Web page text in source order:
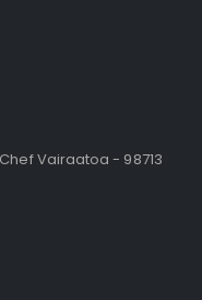
Vairaatoa - 98713